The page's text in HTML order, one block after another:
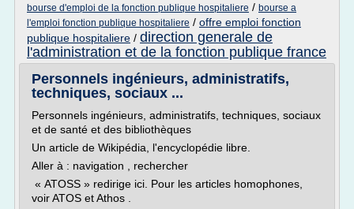
bourse d'emploi de la fonction publique hospitaliere / bourse a
l'emploi fonction publique hospitaliere / offre emploi fonction
publique hospitaliere / direction generale de
l'administration et de la fonction publique france
Personnels ingénieurs, administratifs,
techniques, sociaux ...
Personnels ingénieurs, administratifs, techniques, sociaux
et de santé et des bibliothèques
Un article de Wikipédia, l'encyclopédie libre.
Aller à : navigation , rechercher
« ATOSS » redirige ici. Pour les articles homophones,
voir ATOS et Athos .